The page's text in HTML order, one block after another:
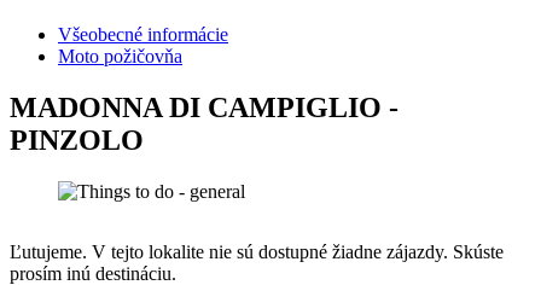
Všeobecné informácie
Moto požičovňa
MADONNA DI CAMPIGLIO -
PINZOLO
Ľutujeme. V tejto lokalite nie sú dostupné žiadne zájazdy. Skúste
prosím inú destináciu.